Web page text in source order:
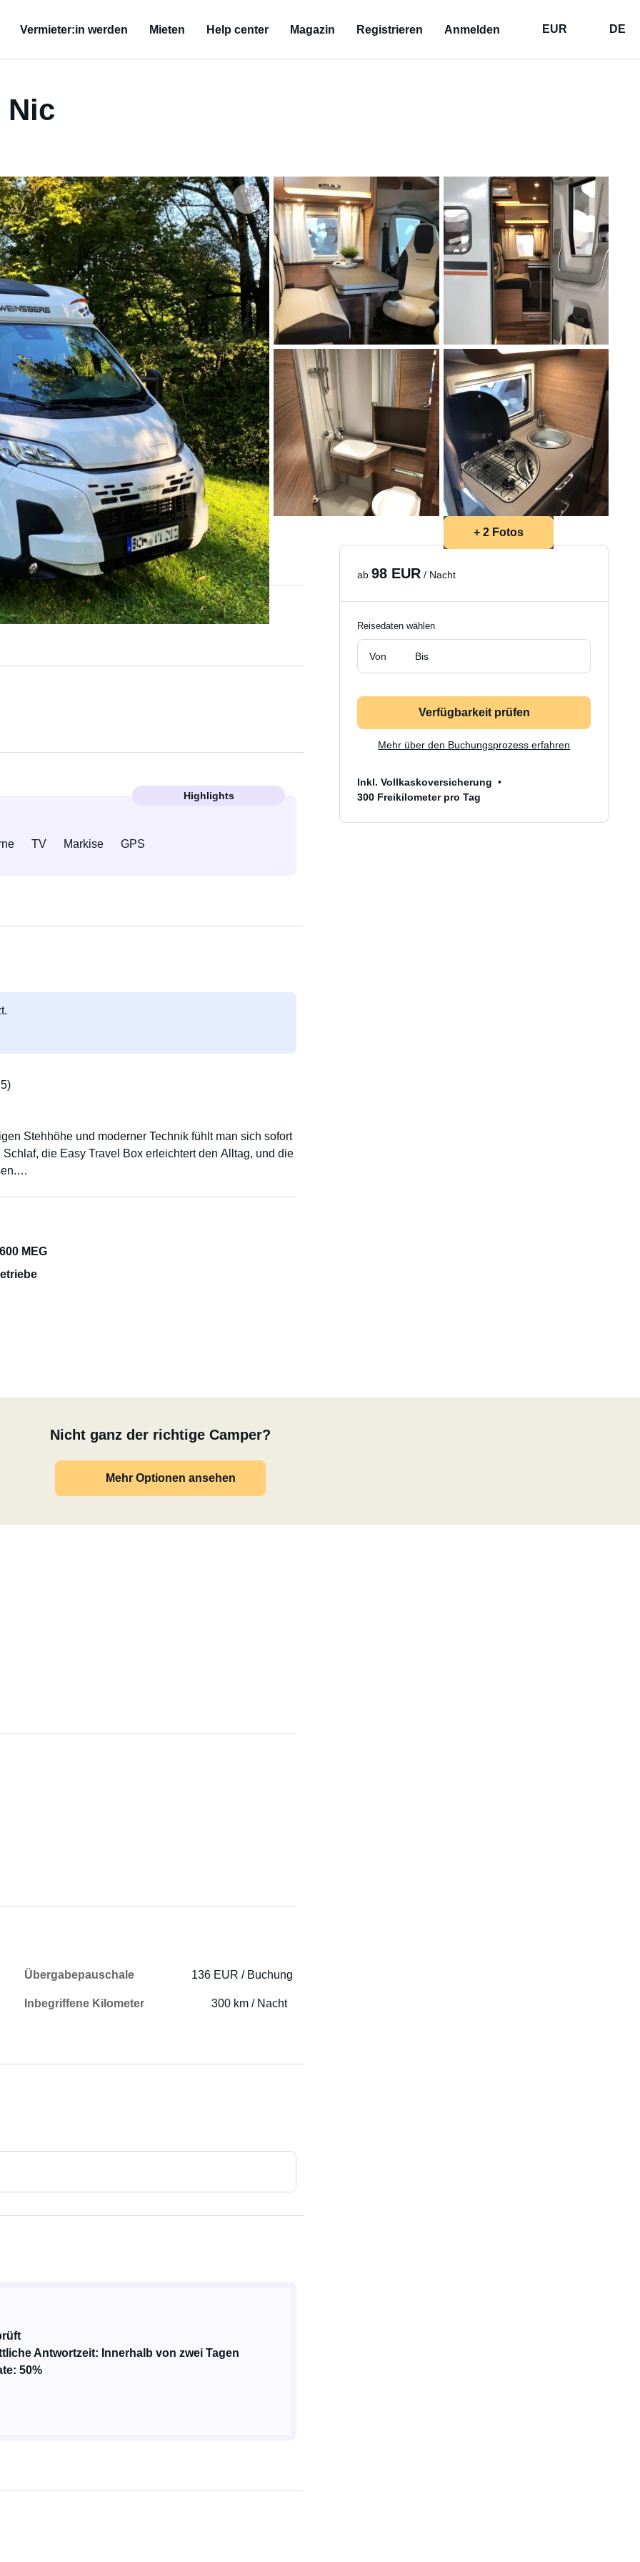
Vermieter:in werden Mieten Help center Magazin Registrieren Anmelden EUR DE
Nic
+ 2 Fotos
Highlights
TV Markise GPS
Stehhöhe und moderner Technik fühlt man sich sofort
die Easy Travel Box erleichtert den Alltag, und die
Navigationssystem, automatischen Abstandhalter,
& Stühle, große Dachhaube mit Insektenschutz
Herd und Kühlschrank mit separatem
MEG
Nicht ganz der richtige Camper?
Mehr Optionen ansehen
Übergabepauschale 136 EUR / Buchung
Inbegriffene Kilometer 300 km / Nacht
Antwortzeit: Innerhalb von zwei Tagen
50%
ab98 EUR / Nacht
Reisedaten wählen
Von Bis
Verfügbarkeit prüfen
Mehr über den Buchungsprozess erfahren
Inkl. Vollkaskoversicherung
300 Freikilometer pro Tag